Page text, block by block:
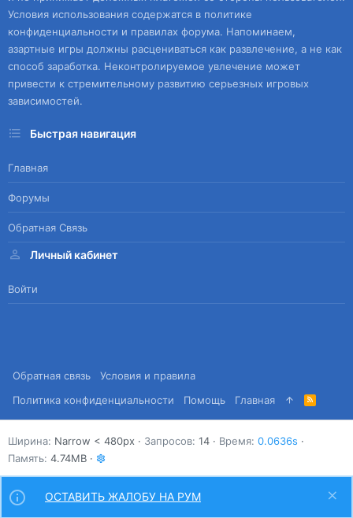
Условия использования содержатся в политике
конфиденциальности и правилах форума. Напоминаем,
азартные игры должны расцениваться как развлечение, а не как
способ заработка. Неконтролируемое увлечение может
привести к стремительному развитию серьезных игровых
зависимостей.
Быстрая навигация
Главная
Форумы
Обратная Связь
Личный кабинет
Войти
Обратная связь
Условия и правила
Политика конфиденциальности
Помощь Главная
R
S
S
Ширина Запросов 14 Время 0.0636s
Память 4.74MB
Снизу
ОСТАВИТЬ ЖАЛОБУ НА РУМ